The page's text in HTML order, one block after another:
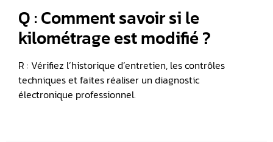
Q : Comment savoir si le
kilométrage est modifié ?
R : Vérifiez l’historique d’entretien, les contrôles
techniques et faites réaliser un diagnostic
électronique professionnel.